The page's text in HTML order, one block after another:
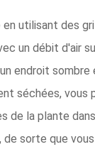
utilisant des
un débit d'air
endroit sombre
séchées, vous
de la plante
sorte que